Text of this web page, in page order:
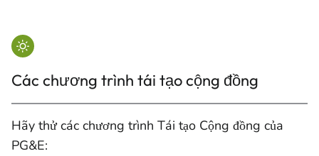
Các chương trình tái tạo cộng đồng
Hãy thử các chương trình Tái tạo Cộng đồng của
PG&E: